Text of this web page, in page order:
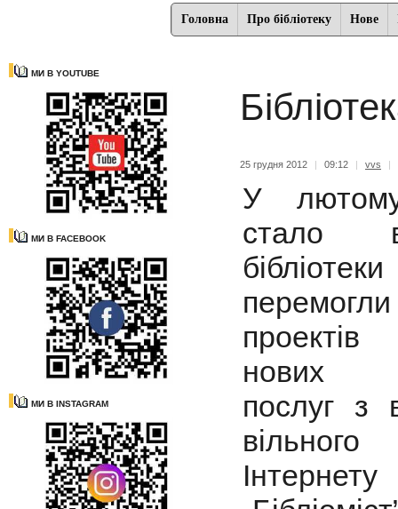
Головна Про бібліотеку Нове
МИ В YOUTUBE
МИ В FACEBOOK
МИ В INSTAGRAM
25 грудня 2012 | 09:12 | vvs |
У
стало
проектів
нових
послуг з